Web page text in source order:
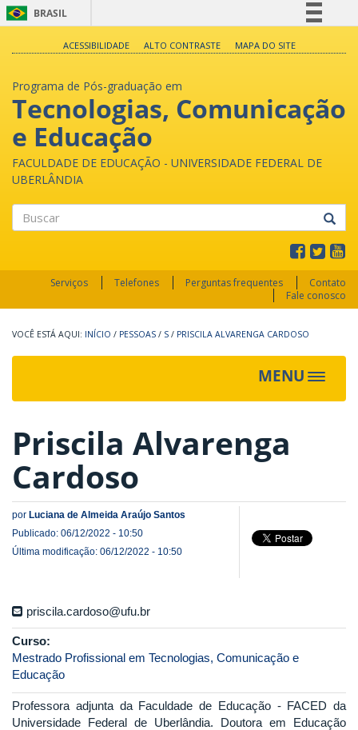
BRASIL
Acesso à informação
Canais
ACESSIBILIDADE ALTO CONTRASTE MAPA DO SITE
Programa de Pós-graduação em
Tecnologias, Comunicação
e Educação
FACULDADE DE EDUCAÇÃO - UNIVERSIDADE FEDERAL DE
UBERLÂNDIA
Serviços Telefones Perguntas frequentes
Contato
Fale conosco
INÍCIO / PESSOAS / S / PRISCILA ALVARENGA CARDOSO
MENU
Toggle
Priscila Alvarenga
Cardoso
por Luciana de Almeida Araújo Santos
Publicado: 06/12/2022 - 10:50
Última modificação: 06/12/2022 - 10:50
priscila.cardoso@ufu.br
Curso:
Mestrado Profissional em Tecnologias, Comunicação e
Educação
Professora adjunta da Faculdade de Educação - FACED da
Universidade Federal de Uberlândia. Doutora em Educação